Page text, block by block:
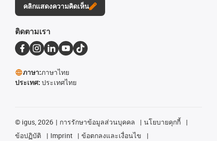
คลิกแสดงความคิดเห็น
ติดตามเรา
ภาษา:ภาษาไทย
ประเทศ: ประเทศไทย
© igus, 2026 การรักษาข้อมูลส่วนบุคคล
นโยบายคุกกี้
ข้อปฏิบัติ
Imprint
ข้อตกลงและเงื่อนไข